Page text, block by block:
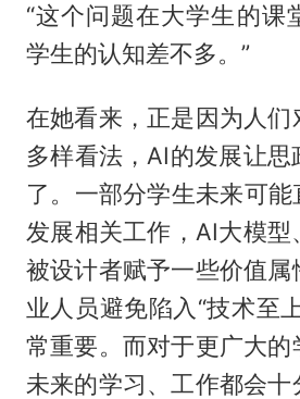
“这个问题在大学生的课
学生的认知差不多。”
在她看来，正是因为人
多样看法，AI的发展让
了。一部分学生未来可
发展相关工作，AI大模型
被设计者赋予一些价值属
业人员避免陷入“技术至
常重要。而对于更广大的
未来的学习、工作都会